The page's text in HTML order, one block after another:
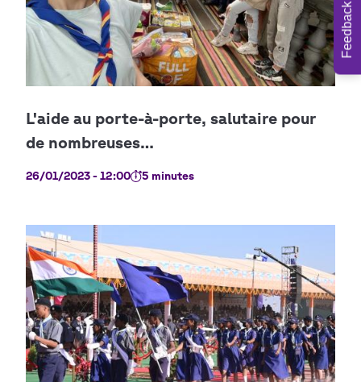
26/01/2023 - 12:00 5 minutes
Feedback